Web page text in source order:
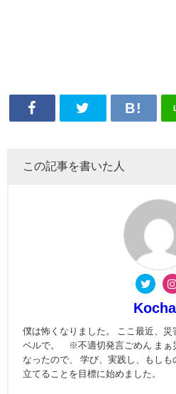
この記事を書いた人
僕は怖くなりました。 ここ最近、
ベルで。 ※不適切発言ごめん まぁ
なったので、 学び、実践し、もし
立てることを目標に始めました。